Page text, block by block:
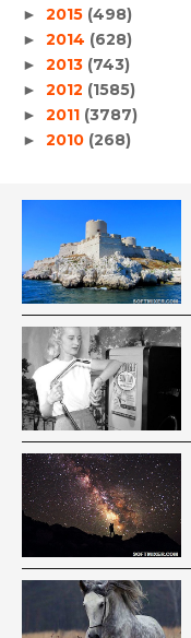
► 2015 (498)
► 2014 (628)
► 2013 (743)
► 2012 (1585)
► 2011 (3787)
► 2010 (268)